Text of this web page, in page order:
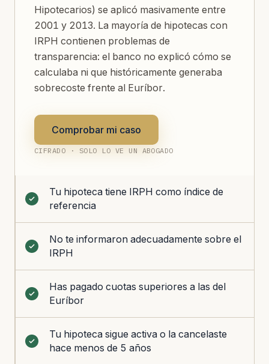
Hipotecarios) se aplicó masivamente entre
2001 y 2013. La mayoría de hipotecas con
IRPH contienen problemas de
transparencia: el banco no explicó cómo se
calculaba ni que históricamente generaba
sobrecoste frente al Euríbor.
Comprobar mi caso
CIFRADO · SOLO LO VE UN ABOGADO
Tu hipoteca tiene IRPH como índice de
referencia
No te informaron adecuadamente sobre el
IRPH
Has pagado cuotas superiores a las del
Euríbor
Tu hipoteca sigue activa o la cancelaste
hace menos de 5 años